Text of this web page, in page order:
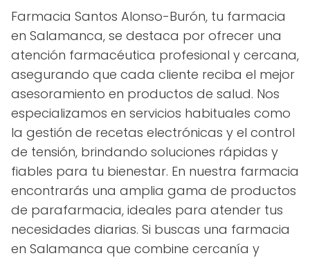
Farmacia Santos Alonso-Burón, tu farmacia
en Salamanca, se destaca por ofrecer una
atención farmacéutica profesional y cercana,
asegurando que cada cliente reciba el mejor
asesoramiento en productos de salud. Nos
especializamos en servicios habituales como
la gestión de recetas electrónicas y el control
de tensión, brindando soluciones rápidas y
fiables para tu bienestar. En nuestra farmacia
encontrarás una amplia gama de productos
de parafarmacia, ideales para atender tus
necesidades diarias. Si buscas una farmacia
en Salamanca que combine cercanía y